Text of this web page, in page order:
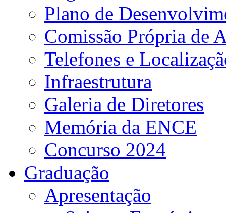
Plano de
Comissão Própria de
Telefones e
Infraestrutura
Galeria de Diretores
Memória da ENCE
Concurso 2024
Graduação
Apresentação